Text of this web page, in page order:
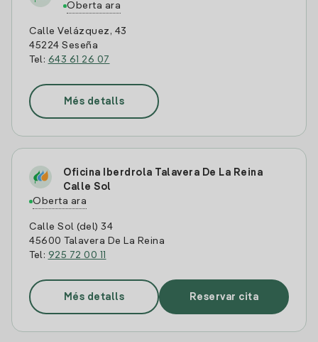
Oberta ara
Calle Velázquez, 43
45224 Seseña
Tel: 643 61 26 07
Més detalls
Oficina Iberdrola Talavera De La Reina
Calle Sol
Oberta ara
Calle Sol (del) 34
45600 Talavera De La Reina
Tel: 925 72 00 11
Més detalls Reservar cita